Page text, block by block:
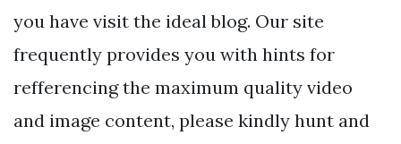
you have visit the ideal blog. Our site
frequently provides you with hints for
refferencing the maximum quality video
and image content, please kindly hunt and